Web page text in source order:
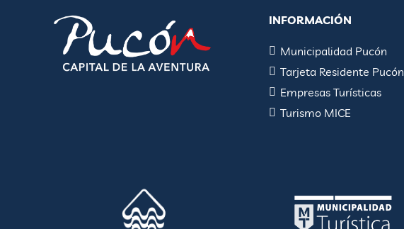
INFORMACIÓN
Municipalidad Pucón
Tarjeta Residente Pucón
Empresas Turísticas
Turismo MICE